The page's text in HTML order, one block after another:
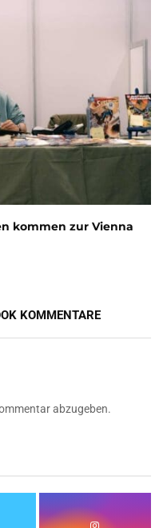
kommen zur Vienna
KOMMENTARE
abzugeben.